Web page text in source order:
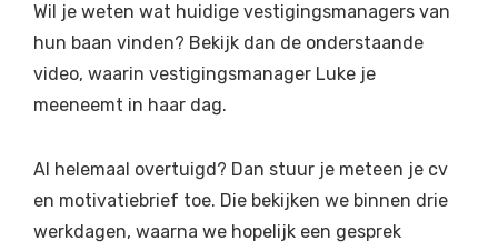
Wil je weten wat huidige vestigingsmanagers van
hun baan vinden? Bekijk dan de onderstaande
video, waarin vestigingsmanager Luke je
meeneemt in haar dag.
Al helemaal overtuigd? Dan stuur je meteen je cv
en motivatiebrief toe. Die bekijken we binnen drie
werkdagen, waarna we hopelijk een gesprek